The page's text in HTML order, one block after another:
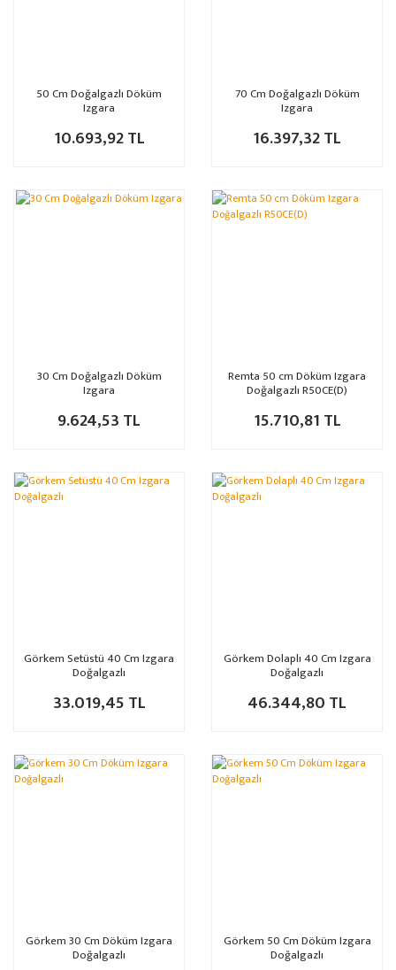
50 Cm Doğalgazlı Döküm
Izgara
10.693,92 TL
70 Cm Doğalgazlı Döküm
Izgara
16.397,32 TL
30 Cm Doğalgazlı Döküm
Izgara
9.624,53 TL
Remta 50 cm Döküm Izgara
Doğalgazlı R50CE(D)
15.710,81 TL
Görkem Setüstü 40 Cm Izgara
Doğalgazlı
33.019,45 TL
Görkem Dolaplı 40 Cm Izgara
Doğalgazlı
46.344,80 TL
Görkem 30 Cm Döküm Izgara
Doğalgazlı
Görkem 50 Cm Döküm Izgara
Doğalgazlı